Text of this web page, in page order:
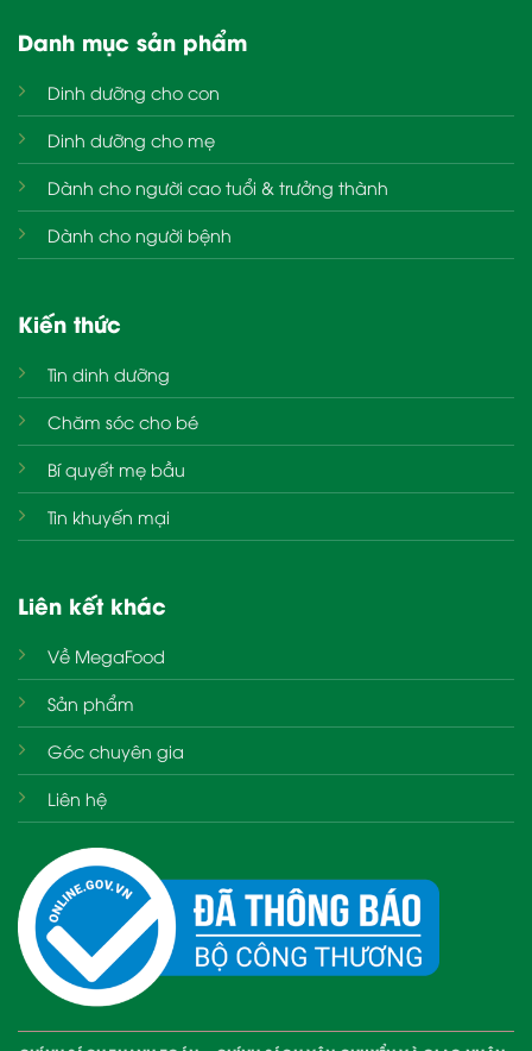
Danh mục sản phẩm
Dinh dưỡng cho con
Dinh dưỡng cho mẹ
Dành cho người cao tuổi & trưởng thành
Dành cho người bệnh
Kiến thức
Tin dinh dưỡng
Chăm sóc cho bé
Bí quyết mẹ bầu
Tin khuyến mại
Liên kết khác
Về MegaFood
Sản phẩm
Góc chuyên gia
Liên hệ